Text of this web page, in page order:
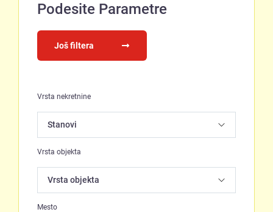
Podesite Parametre
Još filtera
Vrsta nekretnine
Vrsta objekta
Mesto